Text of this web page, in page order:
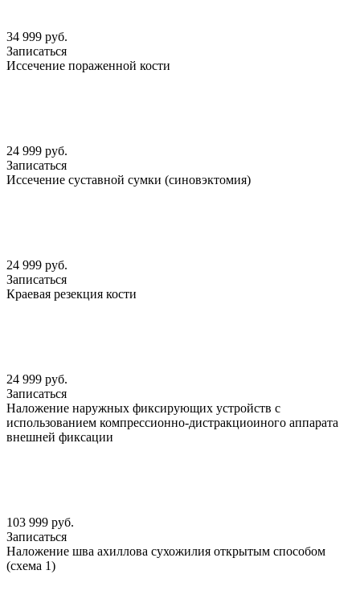
34 999 руб.
Записаться
Иссечение пораженной кости
24 999 руб.
Записаться
Иссечение суставной сумки (синовэктомия)
24 999 руб.
Записаться
Краевая резекция кости
24 999 руб.
Записаться
Наложение наружных фиксирующих устройств с
использованием компрессионно-дистракциоиного аппарата
внешней фиксации
103 999 руб.
Записаться
Наложение шва ахиллова сухожилия открытым способом
(схема 1)